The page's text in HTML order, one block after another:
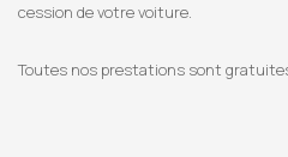
cession de votre voiture.
Toutes nos prestations sont